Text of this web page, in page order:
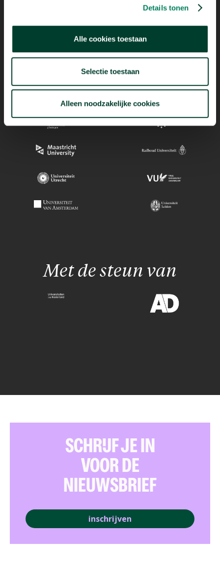
Details tonen
Alle cookies toestaan
Selectie toestaan
Alleen noodzakelijke cookies
Met de steun van
SCHRIJF JE IN
VOOR DE
NIEUWSBRIEF
inschrijven